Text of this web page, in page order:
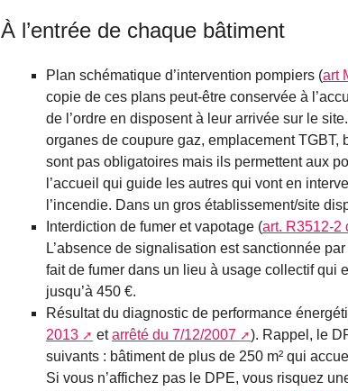
À l’entrée de chaque bâtiment
Plan schématique d’intervention pompiers (art
copie de ces plans peut-être conservée à
de l’ordre en disposent à leur arrivée sur le
organes de coupure gaz, emplacement
sont pas obligatoires mais ils permettent aux
l’accueil qui guide les autres qui vont en
l’incendie. Dans un gros établissement/site
Interdiction de fumer et vapotage (art. R3512-2
L’absence de signalisation est sanctionnée
fait de fumer dans un lieu à usage collectif qui
jusqu’à 450 €.
Résultat du diagnostic de performance
2013
etarrêté du 7/12/2007
). Rappel, le
suivants : bâtiment de plus de 250 m² qui
Si vous n’affichez pas le DPE, vous risquez